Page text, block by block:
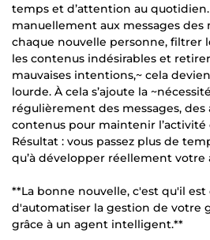
temps et d’attention au
manuellement aux messages des
chaque nouvelle personne, filtrer
les contenus indésirables et
mauvaises intentions,~ cela
lourde. À cela s’ajoute la
régulièrement des messages, des
contenus pour maintenir l’activité
Résultat : vous passez plus de
qu’à développer réellement votre
**La bonne nouvelle, c'est qu'il
d'automatiser la gestion de votre
grâce à un agent intelligent.**